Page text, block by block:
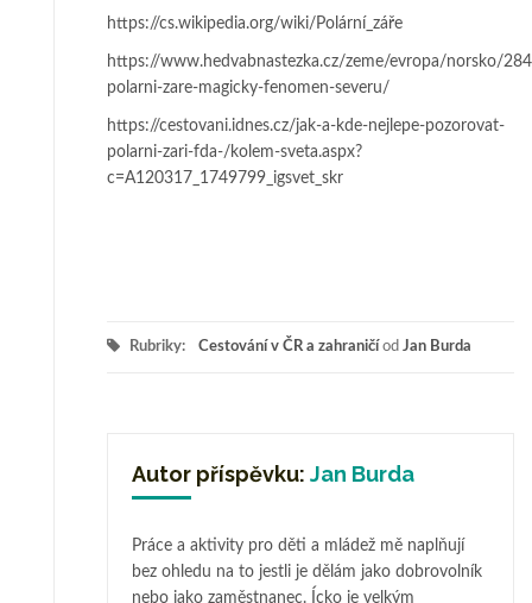
https://cs.wikipedia.org/wiki/Polární_záře
https://www.hedvabnastezka.cz/zeme/evropa/norsko/
polarni-zare-magicky-fenomen-severu/
https://cestovani.idnes.cz/jak-a-kde-nejlepe-pozorovat-
polarni-zari-fda-/kolem-sveta.aspx?
c=A120317_1749799_igsvet_skr
Rubriky: Cestování v ČR a zahraničí od Jan Burda
Autor příspěvku: Jan Burda
Práce a aktivity pro děti a mládež mě naplňují
bez ohledu na to jestli je dělám jako dobrovolník
nebo jako zaměstnanec. Ícko je velkým